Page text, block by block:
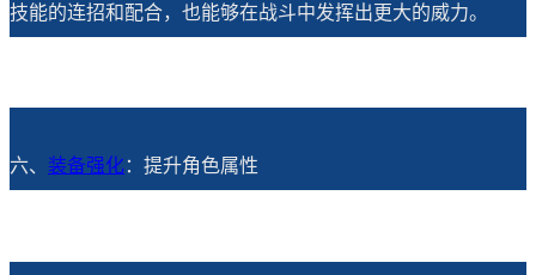
技能的连招和配合，也能够在战斗中发挥出更大的威力。
六、 装备强化：提升角色属性